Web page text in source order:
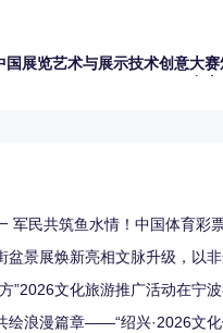
国展览艺术与展示技术创意大
军民共筑鱼水情！中国体育彩
盆景展焕新亮相文脉升级，以
”2026文化旅游推广活动在宁
绘浪漫篇章——“绍兴·2026文